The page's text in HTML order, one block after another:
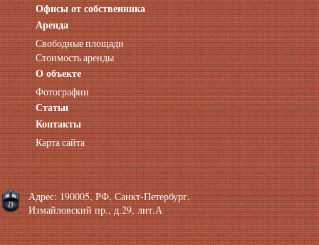
Офисы от собственника
Аренда нежилых помещений
Аренда помещений от собственника
Аренда конференц-зала СПб
Офисы у метро
Офисы в Адмиралтейском районе
Помещения с отдельным входом
Небольшие офисы
Аренда офиса около метро
Снять помещение у метро
Аренда помещений у метро
Аренда помещений район Адмиралтейский
Аренда офиса Технологический институт
Аренда помещений Фрунзенская
Аренда
Свободные площади
Стоимость аренды
О объекте
Фотографии
Статьи
Контакты
Карта сайта
Адрес: 190005, РФ, Санкт-Петербург,
Измайловский пр., д.29, лит.А